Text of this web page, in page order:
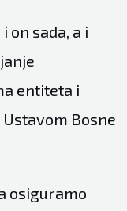
on sada, a i
entiteta i
Bosne
osiguramo